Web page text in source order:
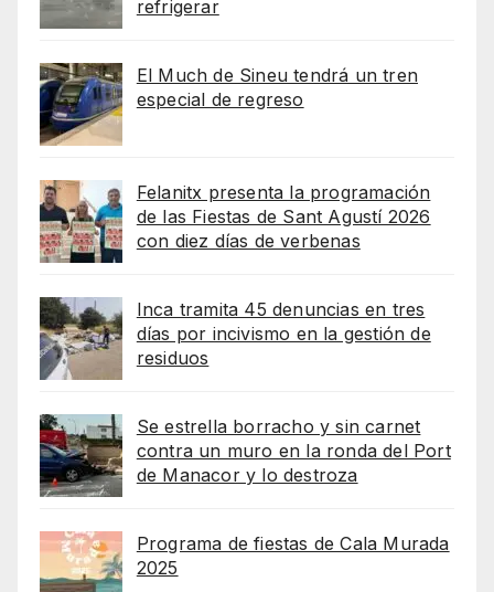
refrigerar
El Much de Sineu tendrá un tren
especial de regreso
Felanitx presenta la programación
de las Fiestas de Sant Agustí 2026
con diez días de verbenas
Inca tramita 45 denuncias en tres
días por incivismo en la gestión de
residuos
Se estrella borracho y sin carnet
contra un muro en la ronda del Port
de Manacor y lo destroza
Programa de fiestas de Cala Murada
2025